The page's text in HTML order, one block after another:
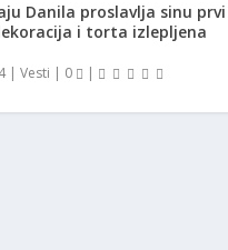
Danila proslavlja sinu prvi
i torta izlepljena
| Vesti | 0 |